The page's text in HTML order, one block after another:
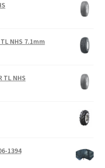
NHS 7.1mm
TL NHS
1394